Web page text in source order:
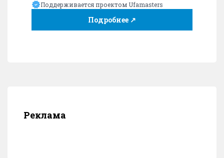
Поддерживается проектом Ufamasters
Подробнее ↗
Реклама